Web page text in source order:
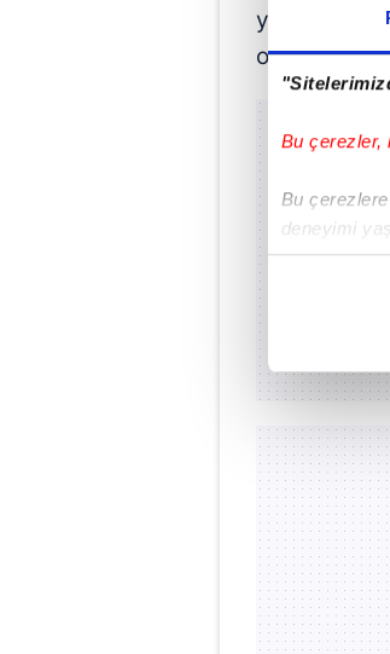
Bu çerezler,
Bu
deneyimi
içerikleri
Her
Sizlere
çerezler
amacıyla
reklam/
Çerezlere
butonuna
6698 sayılı
yüklerle
olarak